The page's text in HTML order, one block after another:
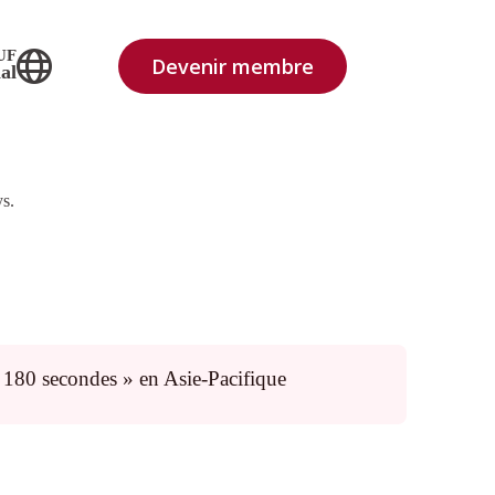
Devenir membre
secondes » en Asie-Pacifique